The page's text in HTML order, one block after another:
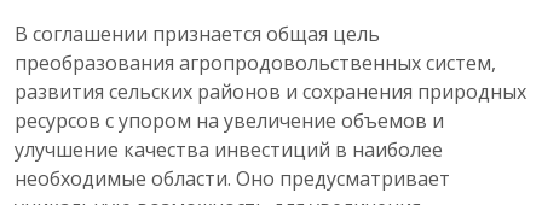
В соглашении признается общая цель
преобразования агропродовольственных систем,
развития сельских районов и сохранения природных
ресурсов с упором на увеличение объемов и
улучшение качества инвестиций в наиболее
необходимые области. Оно предусматривает